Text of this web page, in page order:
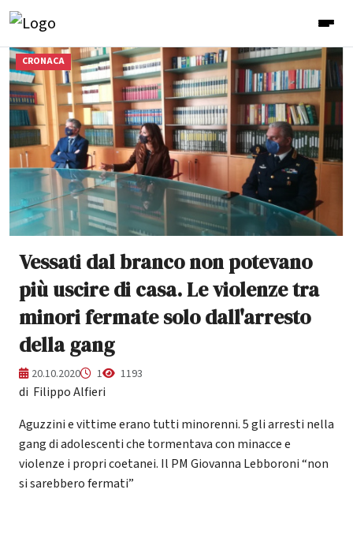
CRONACA
Vessati dal branco non potevano
più uscire di casa. Le violenze tra
minori fermate solo dall'arresto
della gang
20.10.2020 1 1193
di Filippo Alfieri
Aguzzini e vittime erano tutti minorenni. 5 gli arresti nella
gang di adolescenti che tormentava con minacce e
violenze i propri coetanei. Il PM Giovanna Lebboroni “non
si sarebbero fermati”